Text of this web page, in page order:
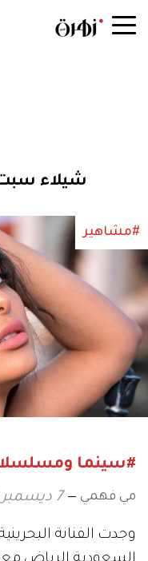
شيلاء سبت
#مشاهير
#سينما
مي فهمي 7 ديسمبر 2022
وجدت الفنانة